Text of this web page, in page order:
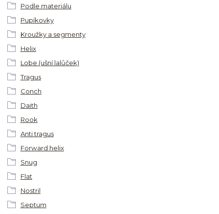
Podle materiálu
Pupíkovky
Kroužky a segmenty
Helix
Lobe (ušní lalůček)
Tragus
Conch
Daith
Rook
Anti tragus
Forward helix
Snug
Flat
Nostril
Septum